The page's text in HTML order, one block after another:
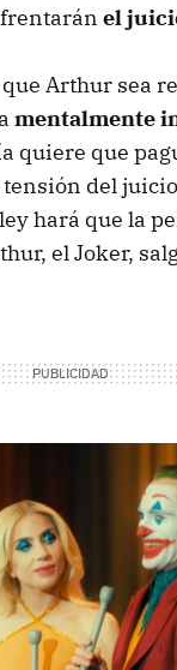
el
Arthur sea
mentalmente
quiere que
del
hará que la
el Joker,